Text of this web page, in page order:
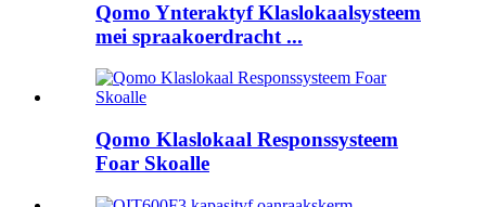
Qomo Ynteraktyf Klaslokaalsysteem
mei spraakoerdracht ...
Qomo Klaslokaal Responssysteem
Foar Skoalle